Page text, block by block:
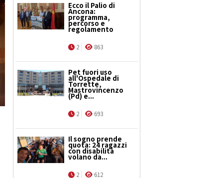
Ecco il Palio di
Ancona:
programma,
percorso e
regolamento
2 863
Pet fuori uso
all'Ospedale di
Torrette,
Mastrovincenzo
(Pd) e...
2 693
Il sogno prende
quota: 24 ragazzi
con disabilità
volano da...
2 612